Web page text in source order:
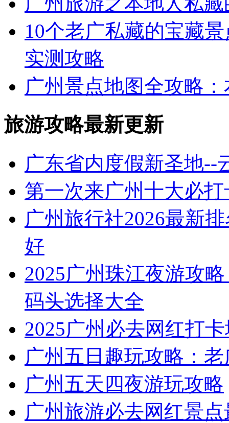
10个老广私藏的宝藏
实测攻略
广州景点地图全攻略
旅游攻略最新更新
广东省内度假新圣地--
第一次来广州十大必
广州旅行社2026最新
好
2025广州珠江夜游攻
码头选择大全
2025广州必去网红打
广州五日趣玩攻略：
广州五天四夜游玩攻略
广州旅游必去网红景